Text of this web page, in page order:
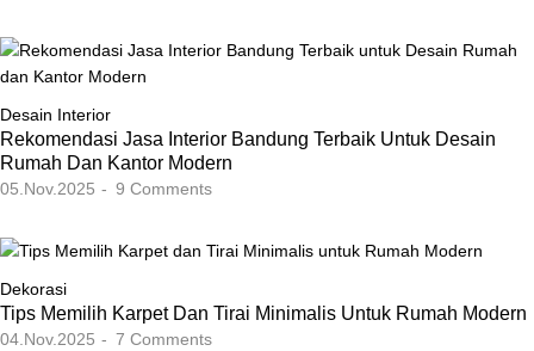
Desain Interior
Rekomendasi Jasa Interior Bandung Terbaik Untuk Desain
Rumah Dan Kantor Modern
05.Nov.2025 9 Comments
Dekorasi
Tips Memilih Karpet Dan Tirai Minimalis Untuk Rumah Modern
04.Nov.2025 7 Comments